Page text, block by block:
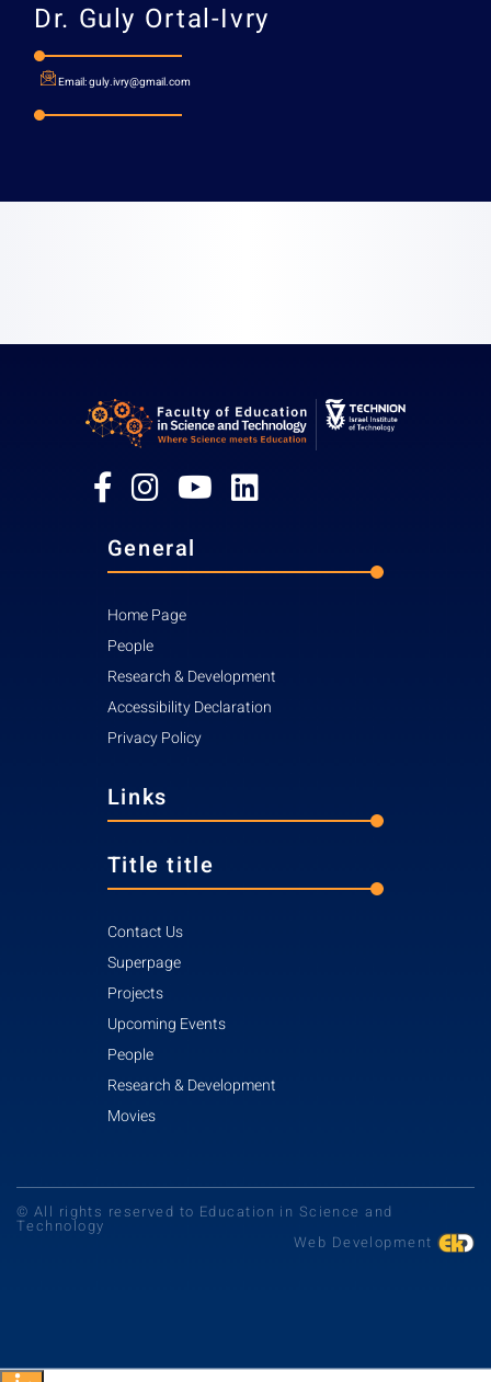
Email:guly.ivry@gmail.com
General
Home Page
People
Research & Development
Accessibility Declaration
Privacy Policy
Links
Title title
Contact Us
Superpage
Projects
Upcoming Events
People
Research & Development
Movies
© All rights reserved to Education in Science and
Technology
Web Development